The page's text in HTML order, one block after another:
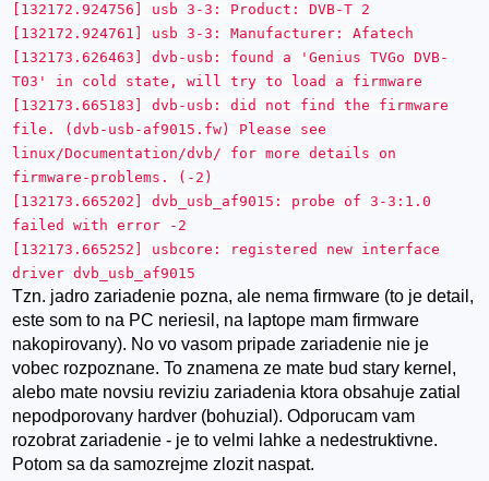
[132172.924756] usb 3-3: Product: DVB-T 2
[132172.924761] usb 3-3: Manufacturer: Afatech
[132173.626463] dvb-usb: found a 'Genius TVGo DVB-
T03' in cold state, will try to load a firmware
[132173.665183] dvb-usb: did not find the firmware
file. (dvb-usb-af9015.fw) Please see
linux/Documentation/dvb/ for more details on
firmware-problems. (-2)
[132173.665202] dvb_usb_af9015: probe of 3-3:1.0
failed with error -2
[132173.665252] usbcore: registered new interface
driver dvb_usb_af9015
Tzn. jadro zariadenie pozna, ale nema firmware (to je detail,
este som to na PC neriesil, na laptope mam firmware
nakopirovany). No vo vasom pripade zariadenie nie je
vobec rozpoznane. To znamena ze mate bud stary kernel,
alebo mate novsiu reviziu zariadenia ktora obsahuje zatial
nepodporovany hardver (bohuzial). Odporucam vam
rozobrat zariadenie - je to velmi lahke a nedestruktivne.
Potom sa da samozrejme zlozit naspat.